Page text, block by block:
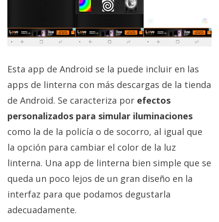
Esta app de Android se la puede incluir en las
apps de linterna con más descargas de la tienda
de Android. Se caracteriza por efectos
personalizados para simular iluminaciones
como la de la policía o de socorro, al igual que
la opción para cambiar el color de la luz
linterna. Una app de linterna bien simple que se
queda un poco lejos de un gran diseño en la
interfaz para que podamos degustarla
adecuadamente.